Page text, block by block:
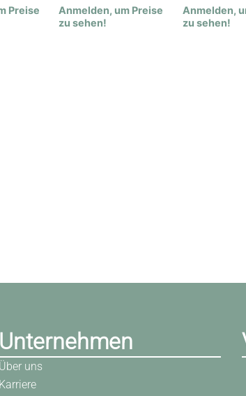
Preise
Anmelden, um Preise
zu sehen!
Anmelden,
zu sehen!
Unternehmen
Über uns
Karriere